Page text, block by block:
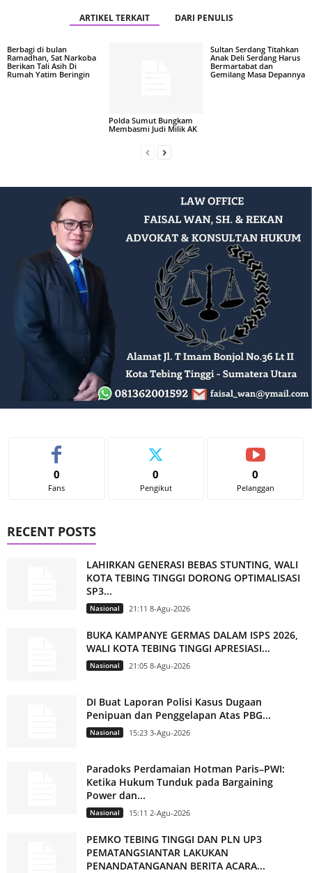
ARTIKEL TERKAIT DARI PENULIS
Berbagi di bulan
Ramadhan, Sat Narkoba
Berikan Tali Asih Di
Rumah Yatim Beringin
Polda Sumut Bungkam
Membasmi Judi Milik AK
Sultan Serdang Titahkan
Anak Deli Serdang Harus
Bermartabat dan
Gemilang Masa Depannya
0
Fans
0
Pengikut
0
Pelanggan
RECENT POSTS
LAHIRKAN GENERASI BEBAS STUNTING, WALI
KOTA TEBING TINGGI DORONG OPTIMALISASI
SP3...
Nasional 21:11 8-Agu-2026
BUKA KAMPANYE GERMAS DALAM ISPS 2026,
WALI KOTA TEBING TINGGI APRESIASI...
Nasional 21:05 8-Agu-2026
DI Buat Laporan Polisi Kasus Dugaan
Penipuan dan Penggelapan Atas PBG...
Nasional 15:23 3-Agu-2026
Paradoks Perdamaian Hotman Paris–PWI:
Ketika Hukum Tunduk pada Bargaining
Power dan...
Nasional 15:11 2-Agu-2026
PEMKO TEBING TINGGI DAN PLN UP3
PEMATANGSIANTAR LAKUKAN
PENANDATANGANAN BERITA ACARA...